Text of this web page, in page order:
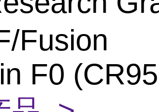
Fusion
F0